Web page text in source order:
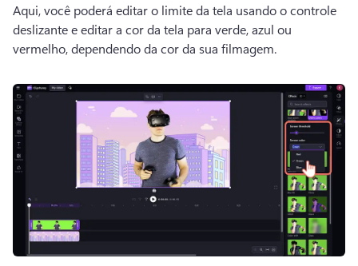
Aqui, você poderá editar o limite da tela usando o controle
deslizante e editar a cor da tela para verde, azul ou
vermelho, dependendo da cor da sua filmagem.